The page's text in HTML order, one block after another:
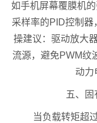
如手机屏幕覆膜机
采样率的PID控制
操建议：驱动放大
流源，避免PWM纹
动力
五、
当负载转矩超